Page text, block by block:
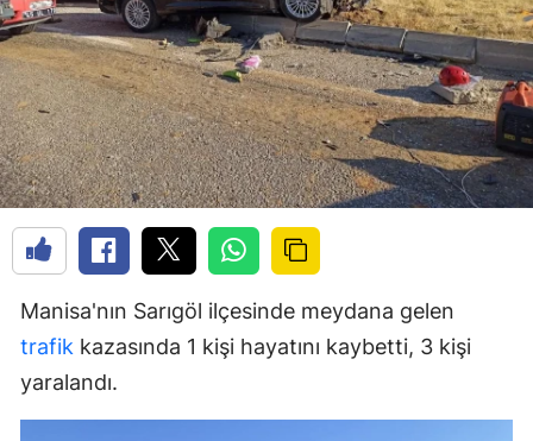
Manisa'nın Sarıgöl ilçesinde meydana gelen
trafik kazasında 1 kişi hayatını kaybetti, 3 kişi
yaralandı.